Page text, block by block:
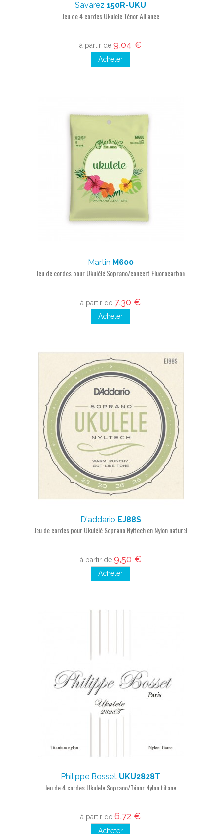
Savarez 150R-UKU
Jeu de 4 cordes Ukulele Ténor Alliance
à partir de 9,04 €
Acheter
Martin M600
Jeu de cordes pour Ukulélé Soprano/concert Fluorocarbon
à partir de 7,30 €
Acheter
D'addario EJ88S
Jeu de cordes pour Ukulélé Soprano Nyltech en Nylon naturel
à partir de 9,50 €
Acheter
Philippe Bosset UKU2828T
Jeu de 4 cordes Ukulele Soprano/Ténor Nylon titane
à partir de 6,72 €
Acheter